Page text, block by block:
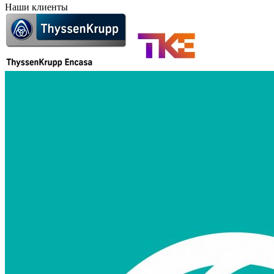
Наши клиенты